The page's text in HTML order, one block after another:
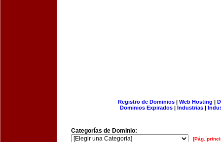
Registro de Dominios| Web Hosting |
Dominios Expirados | Industrias |
Categorías de Dominio:
[Pág.